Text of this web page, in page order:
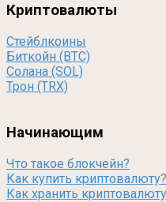
Криптовалюты
Стейблкоины
Биткойн (BTC)
Солана (SOL)
Трон (TRX)
Начинающим
Что такое блокчейн?
Как купить криптовалюту?
Как хранить